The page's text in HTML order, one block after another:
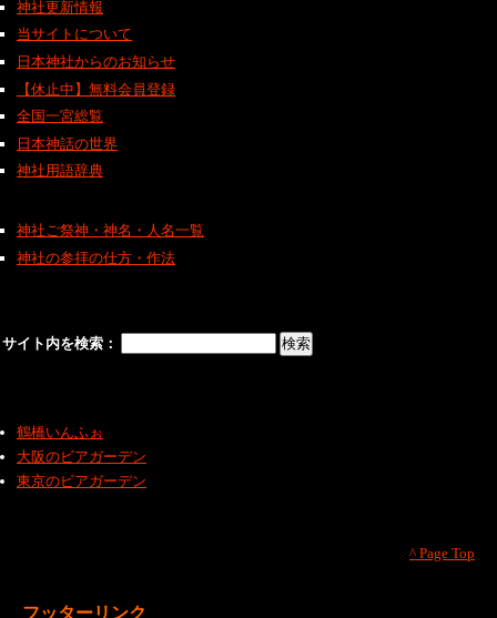
神社更新情報
当サイトについて
日本神社からのお知らせ
【休止中】無料会員登録
全国一宮総覧
日本神話の世界
神社用語辞典
神社ご祭神・神名・人名一覧
神社の参拝の仕方・作法
サイト内を検索：
鶴橋いんふぉ
大阪のビアガーデン
東京のビアガーデン
^ Page Top
フッターリンク